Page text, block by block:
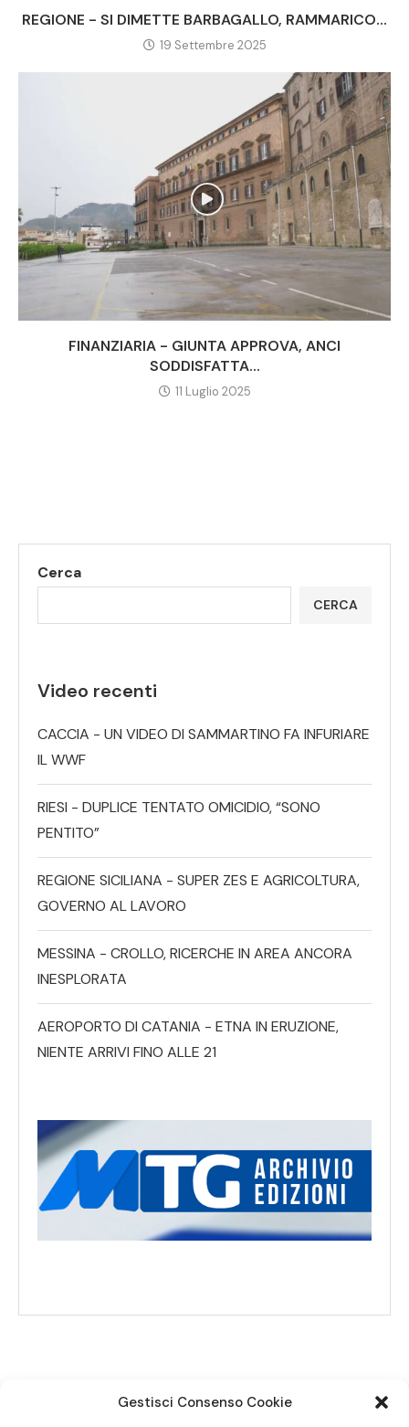
Gestisci Consenso Cookie
REGIONE - SI DIMETTE BARBAGALLO, RAMMARICO...
19 Settembre 2025
FINANZIARIA - GIUNTA APPROVA, ANCI
SODDISFATTA...
11 Luglio 2025
Cerca
CERCA
Video recenti
CACCIA - UN VIDEO DI SAMMARTINO FA INFURIARE
IL WWF
RIESI - DUPLICE TENTATO OMICIDIO, “SONO
PENTITO”
REGIONE SICILIANA - SUPER ZES E AGRICOLTURA,
GOVERNO AL LAVORO
MESSINA - CROLLO, RICERCHE IN AREA ANCORA
INESPLORATA
AEROPORTO DI CATANIA - ETNA IN ERUZIONE,
NIENTE ARRIVI FINO ALLE 21